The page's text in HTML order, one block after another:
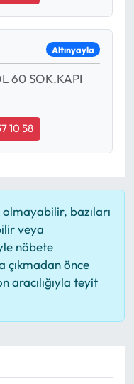
Altınyayla
60 SOK.KAPI
10 58
bazıları
veya
nöbete
çıkmadan önce
aracılığıyla teyit